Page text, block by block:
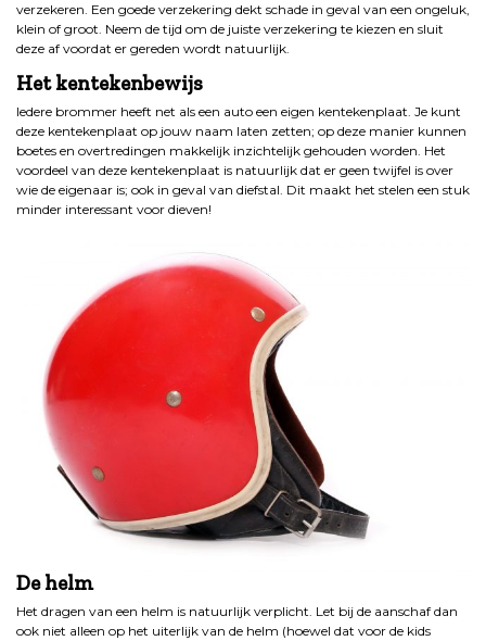
verzekeren. Een goede verzekering dekt schade in geval van een ongeluk,
klein of groot. Neem de tijd om de juiste verzekering te kiezen en sluit
deze af voordat er gereden wordt natuurlijk.
Het kentekenbewijs
Iedere brommer heeft net als een auto een eigen kentekenplaat. Je kunt
deze kentekenplaat op jouw naam laten zetten; op deze manier kunnen
boetes en overtredingen makkelijk inzichtelijk gehouden worden. Het
voordeel van deze kentekenplaat is natuurlijk dat er geen twijfel is over
wie de eigenaar is; ook in geval van diefstal. Dit maakt het stelen een stuk
minder interessant voor dieven!
De helm
Het dragen van een helm is natuurlijk verplicht. Let bij de aanschaf dan
ook niet alleen op het uiterlijk van de helm (hoewel dat voor de kids